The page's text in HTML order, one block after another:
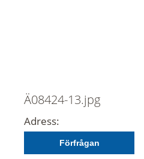
Ä08424-13.jpg
Adress:
Förfrågan